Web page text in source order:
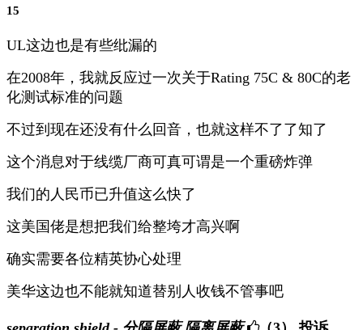
15
UL这边也是有些纰漏的
在2008年，我就反应过一次关于Rating 75C & 80C的老
化测试标准的问题
不过到现在还没有什么回音，也就这样不了了知了
这个消息对于线缆厂商可真可谓是一个重磅炸弹
我们的人民币已升值这么快了
这美国佬是想把我们给整垮才高兴啊
确实需要各位精英协心处理
美华这边也不能就知道替别人收钱不管事吧